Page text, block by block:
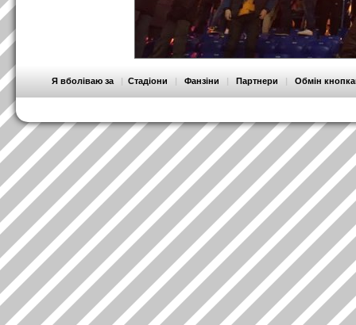
Я вболіваю за | Стадіони | Фанзіни | Партнери | Обмін